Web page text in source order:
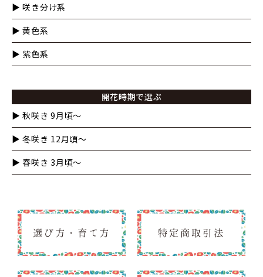
▶︎ 咲き分け系
▶︎ 黄色系
▶︎ 紫色系
開花時期で選ぶ
▶︎ 秋咲き 9月頃～
▶︎ 冬咲き 12月頃～
▶︎ 春咲き 3月頃～
選び方・育て方 特定商取引法